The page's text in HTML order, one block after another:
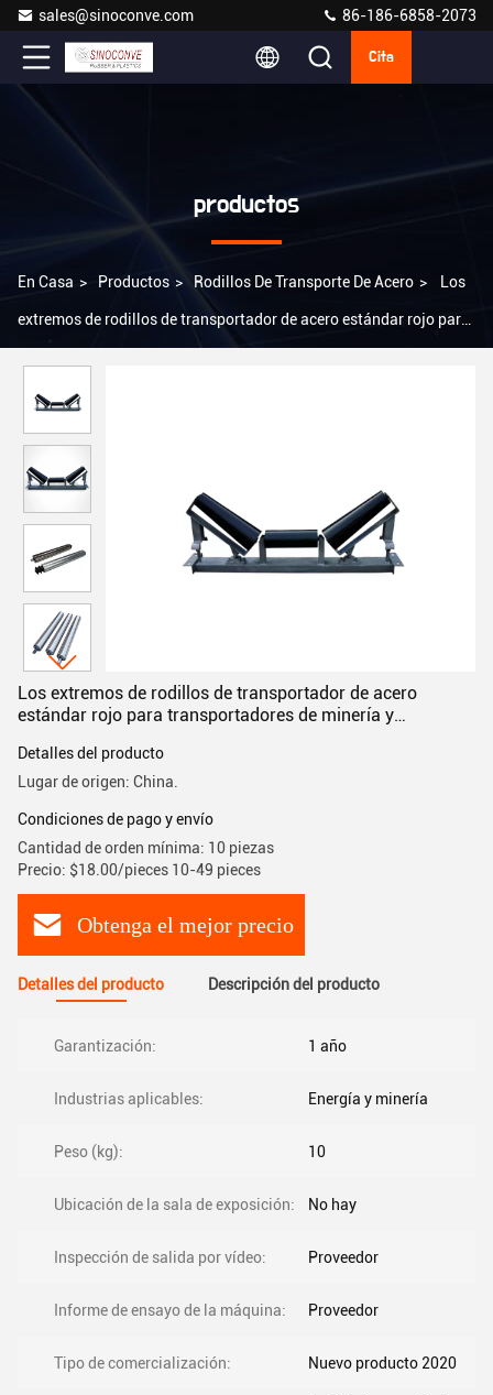
sales@sinoconve.com 86-186-6858-2073
Cita
productos
En Casa > Productos > Rodillos De Transporte De Acero > Los
extremos de rodillos de transportador de acero estándar rojo para
Los extremos de rodillos de transportador de acero
estándar rojo para transportadores de minería y
Detalles del producto
Lugar de origen: China.
Condiciones de pago y envío
Cantidad de orden mínima: 10 piezas
Precio: $18.00/pieces 10-49 pieces
Obtenga el mejor precio
Detalles del producto Descripción del producto
Garantización: 1 año
Industrias aplicables: Energía y minería
Peso (kg): 10
Ubicación de la sala de exposición: No hay
Inspección de salida por vídeo: Proveedor
Informe de ensayo de la máquina: Proveedor
Tipo de comercialización: Nuevo producto 2020